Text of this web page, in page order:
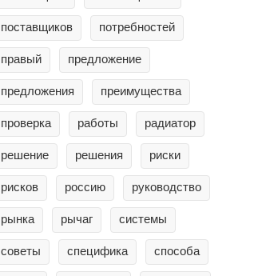
поставщиков потребностей
правый предложение
предложения преимущества
проверка работы радиатор
решение решения риски
рисков россию руководство
рынка рычаг системы
советы специфика способа